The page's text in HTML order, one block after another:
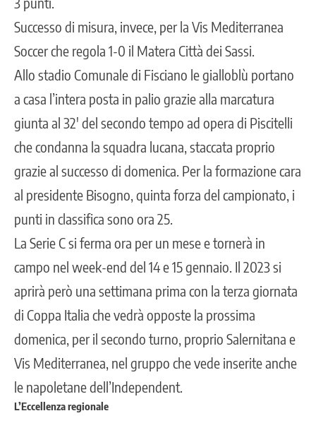
Successo di misura, invece, per la Vis Mediterranea
Soccer che regola 1-0 il Matera Città dei Sassi.
Allo stadio Comunale di Fisciano le gialloblù portano
a casa l’intera posta in palio grazie alla marcatura
giunta al 32′ del secondo tempo ad opera di Piscitelli
che condanna la squadra lucana, staccata proprio
grazie al successo di domenica. Per la formazione cara
al presidente Bisogno, quinta forza del campionato, i
punti in classifica sono ora 25.
La Serie C si ferma ora per un mese e tornerà in
campo nel week-end del 14 e 15 gennaio. Il 2023 si
aprirà però una settimana prima con la terza giornata
di Coppa Italia che vedrà opposte la prossima
domenica, per il secondo turno, proprio Salernitana e
Vis Mediterranea, nel gruppo che vede inserite anche
le napoletane dell’Independent.
L’Eccellenza regionale